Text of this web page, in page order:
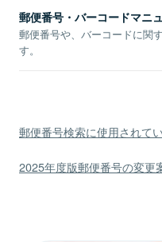
郵便番号・バーコードマニ
郵便番号や、バーコードに関
す。
郵便番号検索に使用されて
2025年度版郵便番号の変更